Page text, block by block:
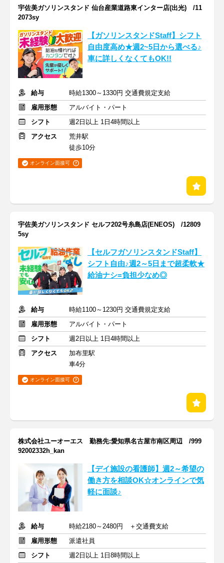
宇佐美ガソリンスタンド 仙台産業道路東インター店(出光) /11
2073sy
【ガソリンスタンドStaff】シフト
自由度高め★週2~5日から選べる♪
車に詳しくなくてもOK!!
給与
時給1300～1330円 交通費規定支給
雇用形態
アルバイト・パート
シフト
週2日以上 1日4時間以上
アクセス
荒井駅
徒歩10分
オンライン面接可
宇佐美ガソリンスタンド セルフ202号糸島店(ENEOS) /12809
5sy
【セルフガソリンスタンドStaff】
シフト自由♪週2～5日まで超柔軟★
給油ナシ=負担少なめ◎
給与
時給1100～1230円 交通費規定支給
雇用形態
アルバイト・パート
シフト
週2日以上 1日4時間以上
アクセス
加布里駅
車4分
オンライン面接可
株式会社ユーオーエス 勤務先:愛知県名古屋市南区周辺 /999
92002332h_kan
【デイ施設の看護師】週2～希望の
働き方を相談OK☆オンラインで気
軽に面談♪
給与
時給2180～2480円 ＋交通費支給
雇用形態
派遣社員
シフト
週2日以上 1日8時間以上